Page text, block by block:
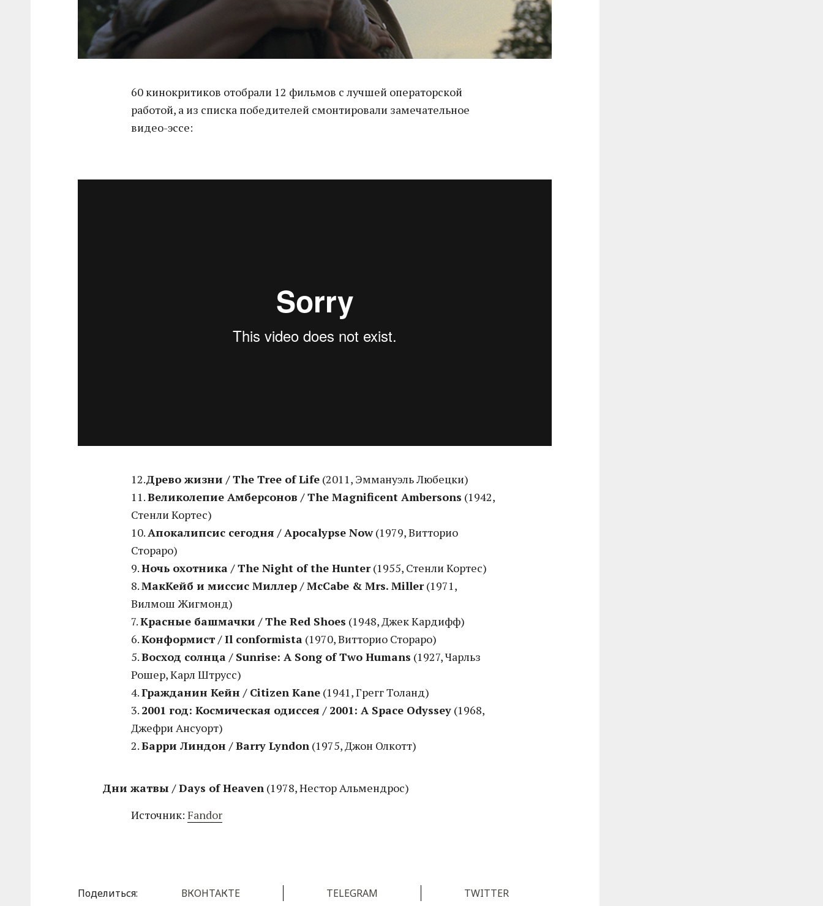
60 кинокритиков отобрали 12 фильмов с лучшей операторской
работой, а из списка победителей смонтировали замечательное
видео-эссе:
12.Древо жизни / The Tree of Life (2011, Эммануэль Любецки)
11.Великолепие Амберсонов / The Magnificent Ambersons (1942,
Стенли Кортес)
10.Апокалипсис сегодня / Apocalypse Now(1979, Витторио
Стораро)
9.Ночь охотника / The Night of the Hunter(1955, Стенли Кортес)
8.МакКейб и миссис Миллер / McCabe & Mrs. Miller(1971,
Вилмош Жигмонд)
7.Красные башмачки / The Red Shoes (1948, Джек Кардифф)
6.Конформист / Il conformista (1970, Витторио Стораро)
5.Восход солнца / Sunrise: A Song of Two Humans (1927, Чарльз
Рошер, Карл Штрусс)
4.Гражданин Кейн / Citizen Kane (1941, Грегг Толанд)
3. 2001 год: Космическая одиссея / 2001: A Space Odyssey (1968,
Джефри Ансуорт)
2.Барри Линдон / Barry Lyndon (1975, Джон Олкотт)
Дни жатвы / Days of Heaven (1978, Нестор Альмендрос)
Источник:Fandor
Поделиться: ВКОНТАКТЕ TELEGRAM TWITTER